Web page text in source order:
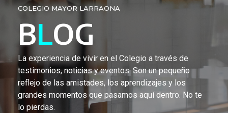
COLEGIO MAYOR LARRAONA
BLOG
La experiencia de vivir en el Colegio a través de
testimonios, noticias y eventos. Son un pequeño
reflejo de las amistades, los aprendizajes y los
grandes momentos que pasamos aquí dentro. No te
lo pierdas.